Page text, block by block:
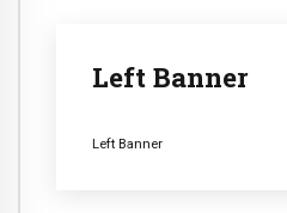
Left Banner
Left Banner